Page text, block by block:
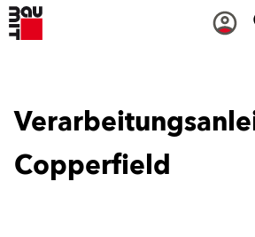
Copperfield